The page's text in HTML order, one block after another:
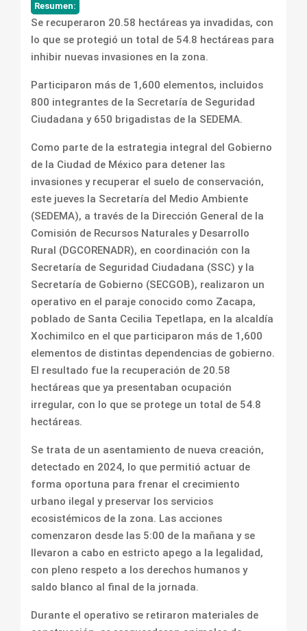
Resumen:
Se recuperaron 20.58 hectáreas ya invadidas, con
lo que se protegió un total de 54.8 hectáreas para
inhibir nuevas invasiones en la zona.
Participaron más de 1,600 elementos, incluidos
800 integrantes de la Secretaría de Seguridad
Ciudadana y 650 brigadistas de la SEDEMA.
Como parte de la estrategia integral del Gobierno
de la Ciudad de México para detener las
invasiones y recuperar el suelo de conservación,
este jueves la Secretaría del Medio Ambiente
(SEDEMA), a través de la Dirección General de la
Comisión de Recursos Naturales y Desarrollo
Rural (DGCORENADR), en coordinación con la
Secretaría de Seguridad Ciudadana (SSC) y la
Secretaría de Gobierno (SECGOB), realizaron un
operativo en el paraje conocido como Zacapa,
poblado de Santa Cecilia Tepetlapa, en la alcaldía
Xochimilco en el que participaron más de 1,600
elementos de distintas dependencias de gobierno.
El resultado fue la recuperación de 20.58
hectáreas que ya presentaban ocupación
irregular, con lo que se protege un total de 54.8
hectáreas.
Se trata de un asentamiento de nueva creación,
detectado en 2024, lo que permitió actuar de
forma oportuna para frenar el crecimiento
urbano ilegal y preservar los servicios
ecosistémicos de la zona. Las acciones
comenzaron desde las 5:00 de la mañana y se
llevaron a cabo en estricto apego a la legalidad,
con pleno respeto a los derechos humanos y
saldo blanco al final de la jornada.
Durante el operativo se retiraron materiales de